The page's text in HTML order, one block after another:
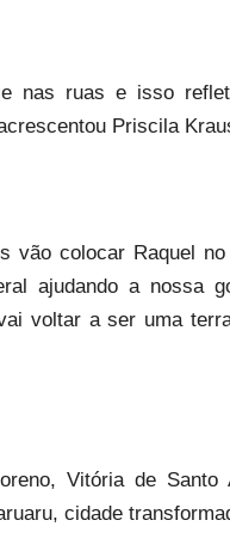
nas ruas e isso
Priscila
vão colocar Raquel
ajudando a nossa
voltar a ser uma
Vitória de Santo
cidade